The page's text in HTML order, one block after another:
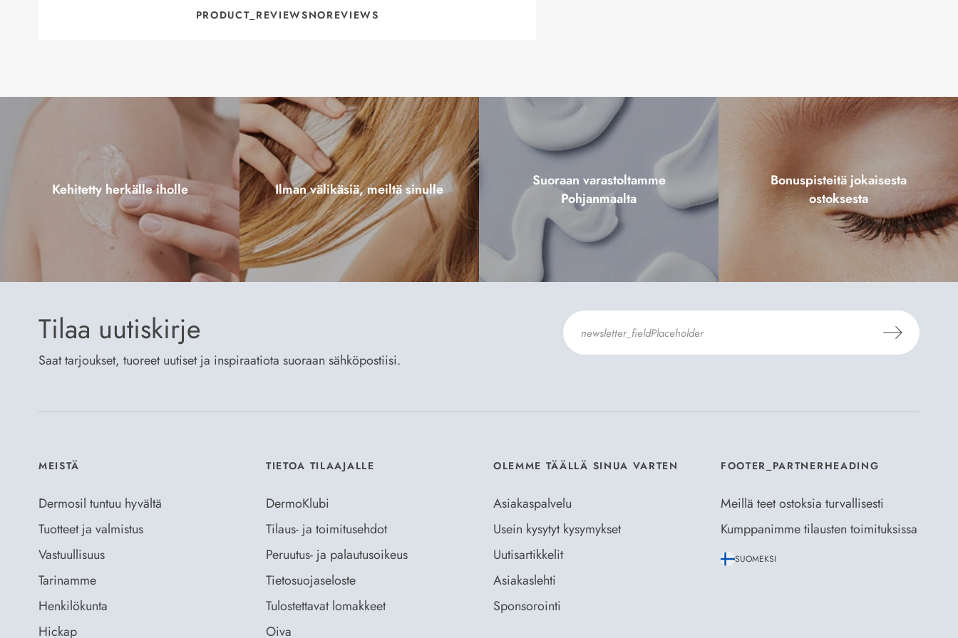
PRODUCT_REVIEWSNOREVIEWS
Kehitetty herkälle iholle Ilman välikäsiä, meiltä sinulle
Suoraan varastoltamme
Pohjanmaalta
Bonuspisteitä jokaisesta
ostoksesta
Tilaa uutiskirje
Saat tarjoukset, tuoreet uutiset ja inspiraatiota suoraan sähköpostiisi.
MEISTÄ
Dermosil tuntuu hyvältä
Tuotteet ja valmistus
Vastuullisuus
Tarinamme
Henkilökunta
Hickap
TIETOA TILAAJALLE
DermoKlubi
Tilaus- ja toimitusehdot
Peruutus- ja palautusoikeus
Tietosuojaseloste
Tulostettavat lomakkeet
Oiva
OLEMME TÄÄLLÄ SINUA VARTEN
Asiakaspalvelu
Usein kysytyt kysymykset
Uutisartikkelit
Asiakaslehti
Sponsorointi
FOOTER_PARTNERHEADING
Meillä teet ostoksia turvallisesti
Kumppanimme tilausten toimituksissa
SUOMEKSI